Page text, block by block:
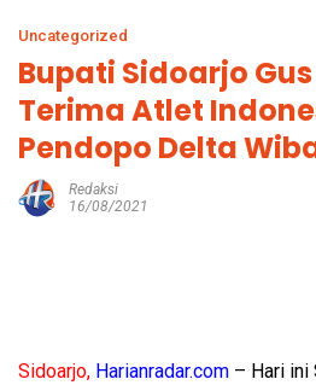
Uncategorized
Bupati Sidoarjo
Terima Atlet
Pendopo Delta
Redaksi
16/08/2021
Sidoarjo, Harianradar.com – Hari ini